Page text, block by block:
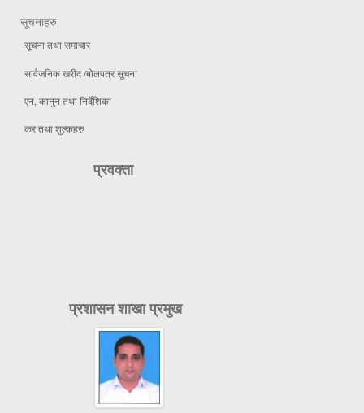
सूचनाहरु
सूचना तथा समाचार
सार्वजनिक खरीद /बोलपत्र सूचना
एन, कानुन तथा निर्देशिका
कर तथा शुल्कहरु
प्रवक्ता
प्रशासन शाखा प्रमुख